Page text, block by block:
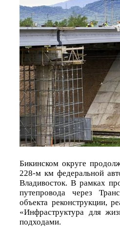
Бикинском округе
228-м км федеральной
Владивосток. В рамках
путепровода через
объекта реконструкции,
«Инфраструктура для
подходами.